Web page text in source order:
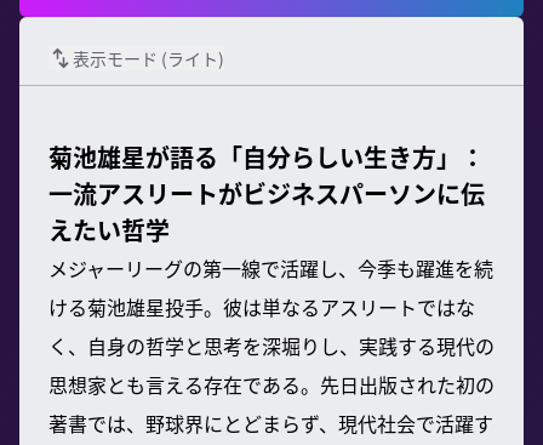
表示モード (ライト)
菊池雄星が語る「自分らしい生き方」：
一流アスリートがビジネスパーソンに伝
えたい哲学
メジャーリーグの第一線で活躍し、今季も躍進を続
ける菊池雄星投手。彼は単なるアスリートではな
く、自身の哲学と思考を深堀りし、実践する現代の
思想家とも言える存在である。先日出版された初の
著書では、野球界にとどまらず、現代社会で活躍す